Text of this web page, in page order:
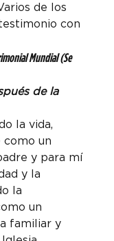
de los
con
Mundial (Se
de la
la vida,
como un
y para mí
y la
la
un
familiar y